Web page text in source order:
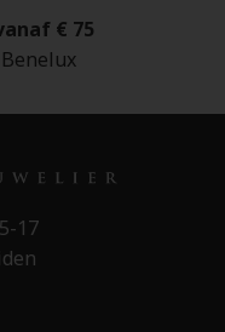
€ 75
17